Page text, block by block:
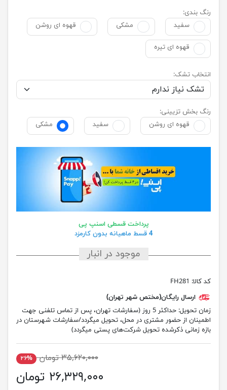
رنگ بندی:
سفید
مشکی قهوه ای روشن
قهوه ای تیره
انتخاب تشک:
رنگ بخش تزیینی:
قهوه ای روشن
سفید مشکی
پرداخت قسطی اسنپ پی
4 قسط ماهیانه بدون کارمزد
موجود در انبار
کد کالا: FH281
ارسال رایگان(مختص شهر تهران)
زمان تحویل:
حداکثر 5 روز (سفارشات تهران، پس از تماس تلفنی جهت
اطمینان از حضور مشتری در محل، تحویل میگردد/سفارشات شهرستان در
بازه زمانی ذکرشده تحویل شرکت‌های پستی میگردد)
۳۵,۶۲۰,۰۰۰ تومان ۲۶%
۲۶,۳۲۹,۰۰۰ تومان